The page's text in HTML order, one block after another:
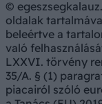
©
oldalak
beleértve a
való
LXXVI. törvény
35/A. § (1)
piacairól szóló